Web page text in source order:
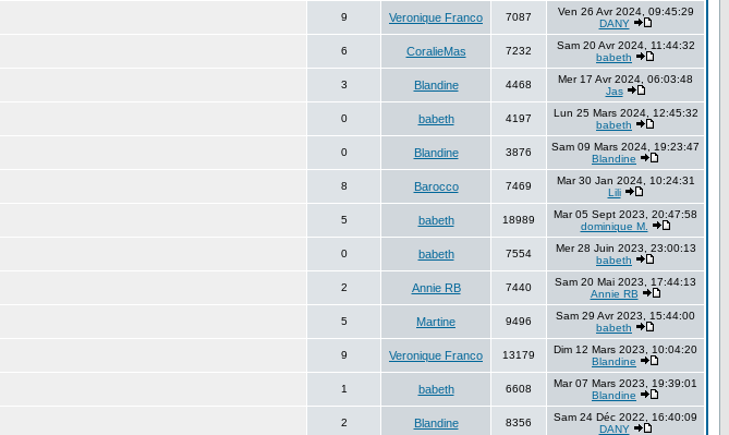
9 Veronique Franco 7087
Ven 26 Avr 2024, 09:45:29
DANY
6 CoralieMas 7232
Sam 20 Avr 2024, 11:44:32
babeth
3 Blandine 4468
Mer 17 Avr 2024, 06:03:48
Jas
0 babeth 4197
Lun 25 Mars 2024, 12:45:32
babeth
0 Blandine 3876
Sam 09 Mars 2024, 19:23:47
Blandine
8 Barocco 7469
Mar 30 Jan 2024, 10:24:31
Lili
5 babeth 18989
Mar 05 Sept 2023, 20:47:58
dominique M.
0 babeth 7554
Mer 28 Juin 2023, 23:00:13
babeth
2 Annie RB 7440
Sam 20 Mai 2023, 17:44:13
Annie RB
5 Martine 9496
Sam 29 Avr 2023, 15:44:00
babeth
9 Veronique Franco 13179
Dim 12 Mars 2023, 10:04:20
Blandine
1 babeth 6608
Mar 07 Mars 2023, 19:39:01
Blandine
2 Blandine 8356
Sam 24 Déc 2022, 16:40:09
DANY